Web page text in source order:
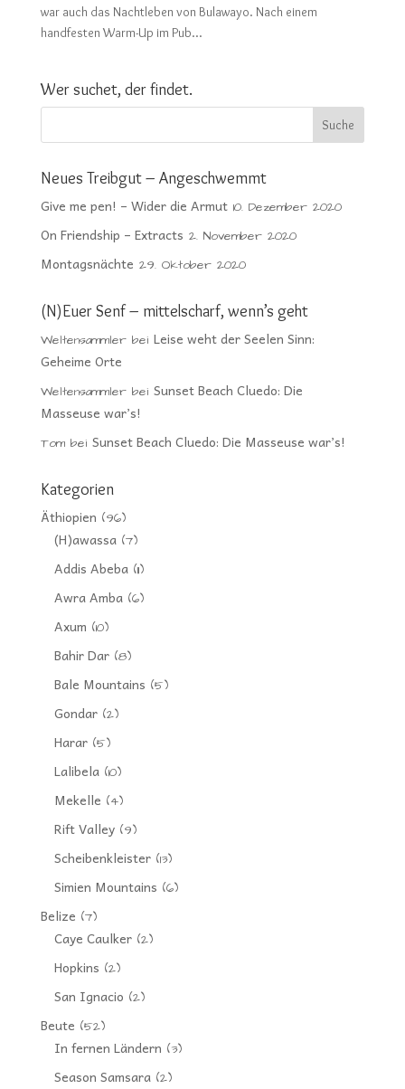
war auch das Nachtleben von Bulawayo. Nach einem
handfesten Warm-Up im Pub...
Wer suchet, der findet.
Neues Treibgut – Angeschwemmt
Give me pen! – Wider die Armut 10. Dezember 2020
On Friendship – Extracts 2. November 2020
Montagsnächte 29. Oktober 2020
(N)Euer Senf – mittelscharf, wenn’s geht
Weltensammlerbei Leise weht der Seelen Sinn:
Geheime Orte
Weltensammlerbei Sunset Beach Cluedo: Die
Masseuse war’s!
Tombei Sunset Beach Cluedo: Die Masseuse war’s!
Kategorien
Äthiopien (96)
(H)awassa(7)
Addis Abeba(11)
Awra Amba(6)
Axum (10)
Bahir Dar(8)
Bale Mountains (5)
Gondar(2)
Harar(5)
Lalibela(10)
Mekelle (4)
Rift Valley(9)
Scheibenkleister(13)
Simien Mountains (6)
Belize (7)
Caye Caulker(2)
Hopkins (2)
San Ignacio (2)
Beute (52)
In fernen Ländern (3)
Season Samsara(2)